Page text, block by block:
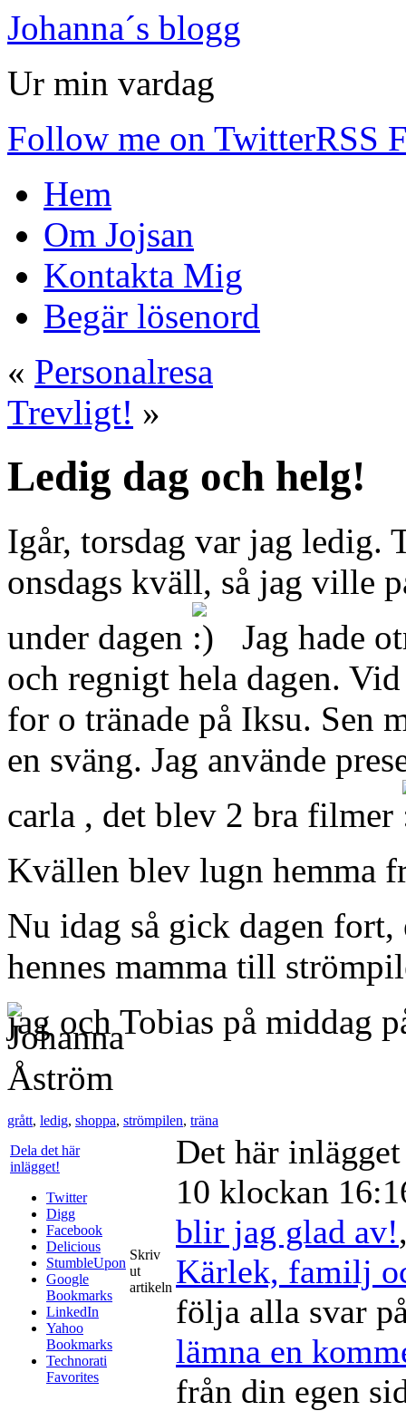
Johanna´s blogg
Ur min vardag
Follow me on TwitterRSS
Hem
Om Jojsan
Kontakta Mig
Begär lösenord
« Personalresa
Trevligt! »
Ledig dag och helg!
Igår, torsdag var jag ledig.
onsdags kväll, så jag ville
under dagen
Jag hade
och regnigt hela dagen.
for o tränade på Iksu. Sen
en sväng. Jag använde
carla , det blev 2 bra filmer
Kvällen blev lugn hemma
Nu idag så gick dagen
hennes mamma till
jag och Tobias på middag
grått, ledig, shoppa, strömpilen, träna
Dela det här
inlägget!
Twitter
Digg
Facebook
Delicious
StumbleUpon
Google
Bookmarks
LinkedIn
Yahoo
Bookmarks
Technorati
Favorites
Skriv
ut
artikeln
Det här
10 klockan
blir jag glad av!
Kärlek, familj
följa alla svar
lämna en
från din egen